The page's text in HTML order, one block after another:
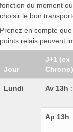
fonction du moment
choisir le bon
Prenez en compte
points relais peuvent
Jour
J+1 (ex
Chrono)
Lundi Av 13h
Ap 13h